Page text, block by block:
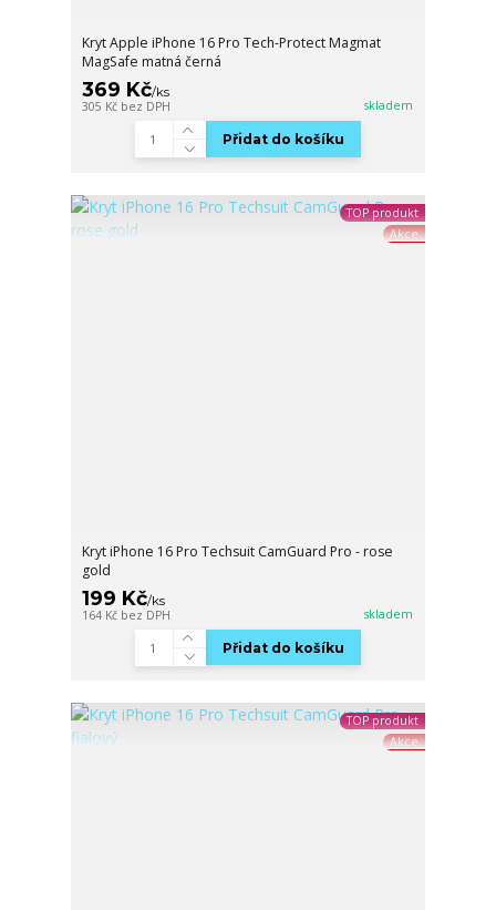
Kryt Apple iPhone 16 Pro Tech-Protect Magmat
MagSafe matná černá
369 Kč/ks
305 Kč bez DPH skladem
Přidat do košíku
TOP produkt
Akce
Kryt iPhone 16 Pro Techsuit CamGuard Pro - rose
gold
199 Kč/ks
164 Kč bez DPH skladem
Přidat do košíku
TOP produkt
Akce